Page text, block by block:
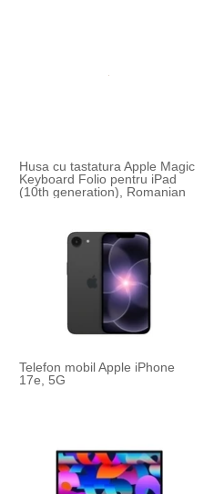
Husa cu tastatura Apple Magic
Keyboard Folio pentru iPad
(10th generation), Romanian
Telefon mobil Apple iPhone
17e, 5G